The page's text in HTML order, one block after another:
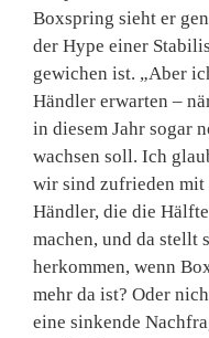
Boxspring sieht er
der Hype einer
gewichen ist. „Aber
Händler erwarten –
in diesem Jahr sogar
wachsen soll. Ich
wir sind zufrieden mit
Händler, die die
machen, und da stellt
herkommen, wenn
mehr da ist? Oder
eine sinkende